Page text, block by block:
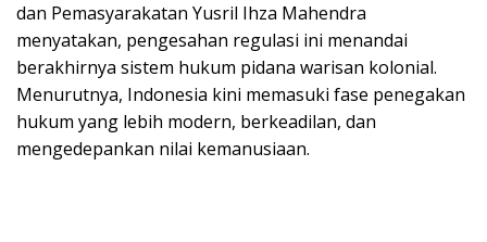
dan Pemasyarakatan Yusril Ihza Mahendra
menyatakan, pengesahan regulasi ini menandai
berakhirnya sistem hukum pidana warisan kolonial.
Menurutnya, Indonesia kini memasuki fase penegakan
hukum yang lebih modern, berkeadilan, dan
mengedepankan nilai kemanusiaan.